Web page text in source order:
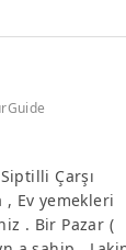
Çarşı
, Ev yemekleri
. Bir Pazar (